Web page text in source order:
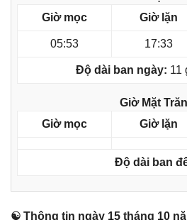
Giờ mọc
Giờ lặn
05:53 17:33
Độ dài ban ngày: 11
Giờ Mặt
Giờ mọc
Giờ lặn
Độ dài ban
☯ Thônɡ tin ngày 15 thánɡ 10